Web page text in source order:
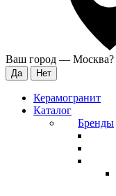
Ваш город — Москва?
Керамогранит
Каталог
Бренды